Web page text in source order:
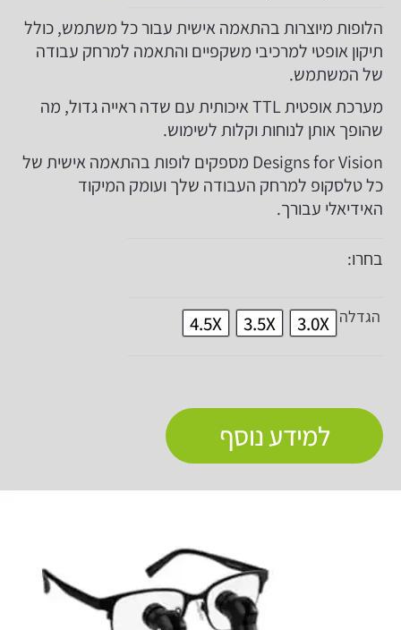
הלופות מיוצרות בהתאמה אישית עבור כל משתמש, כולל
תיקון אופטי למרכיבי משקפיים והתאמה למרחק עבודה
של המשתמש.
מערכת אופטית TTL איכותית עם שדה ראייה גדול, מה
שהופך אותן לנוחות וקלות לשימוש.
Designs for Vision מספקים לופות בהתאמה אישית של
כל טלסקופ למרחק העבודה שלך ועומק המיקוד
האידיאלי עבורך.
בחרו:
הגדלה 3.0X
3.5X
4.5X
למידע נוסף